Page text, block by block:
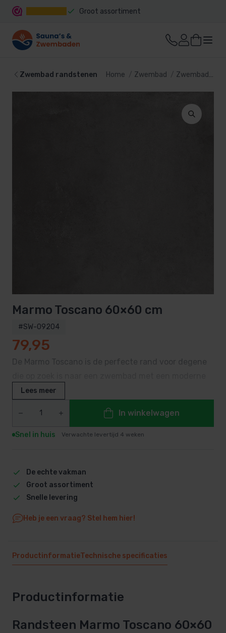
Groot assortiment
Zwembad randstenen Home Zwembad Zwembad bekleding
Marmo Toscano 60×60 cm
#SW-09204
79,95
De Marmo Toscano is de perfecte rand voor degene
uitstraling.
uitstraling die heel goed te combineren is met
andere materialen en het groen in de tuin.
Lees meer
In winkelwagen
Snel in huis Verwachte levertijd 4 weken
De echte vakman
Groot assortiment
Snelle levering
Heb je een vraag? Stel hem hier!
ProductinformatieTechnische specificaties
Productinformatie
Randsteen Marmo Toscano 60×60